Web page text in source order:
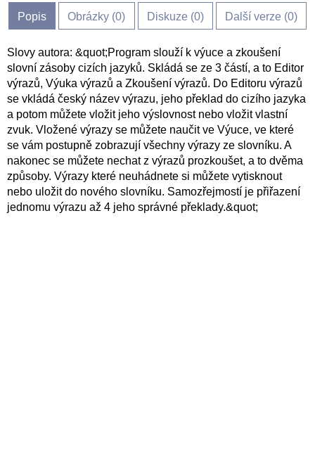
Popis Obrázky (0) Diskuze (0) Další verze (0)
Slovy autora: &quot;Program slouží k výuce a zkoušení
slovní zásoby cizích jazyků. Skládá se ze 3 částí, a to Editor
výrazů, Výuka výrazů a Zkoušení výrazů. Do Editoru výrazů
se vkládá český název výrazu, jeho překlad do cizího jazyka
a potom můžete vložit jeho výslovnost nebo vložit vlastní
zvuk. Vložené výrazy se můžete naučit ve Výuce, ve které
se vám postupně zobrazují všechny výrazy ze slovníku. A
nakonec se můžete nechat z výrazů prozkoušet, a to dvěma
způsoby. Výrazy které neuhádnete si můžete vytisknout
nebo uložit do nového slovníku. Samozřejmostí je přiřazení
jednomu výrazu až 4 jeho správné překlady.&quot;